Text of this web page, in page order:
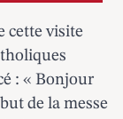
cette visite
: « Bonjour
de la messe